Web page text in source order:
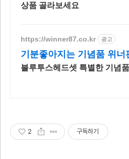
상품 골라보세요
https://winner87.co.kr 광고
기분좋아지는 기념품 위
블루투스헤드셋 특별한 기념
2 구독하기